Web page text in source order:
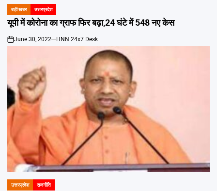
POSTED
IN
बड़ी खबर उत्तरप्रदेश
यूपी में कोरोना का ग्राफ फिर बढ़ा,24 घंटे में 548 नए केस
on
June 30, 2022 HNN 24x7 Desk
POSTED
उत्तरप्रदेश राजनीति